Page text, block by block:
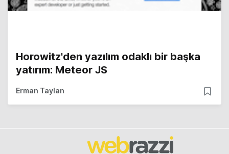
Horowitz'den yazılım odaklı bir başka
yatırım: Meteor JS
Erman Taylan